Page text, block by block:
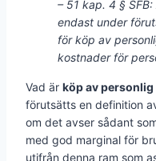
– 51 kap. 4 §
endast under
för köp av
kostnader för
Vad är köp av
förutsätts en definition
om det avser sådant
med god marginal för
utifrån denna ram som